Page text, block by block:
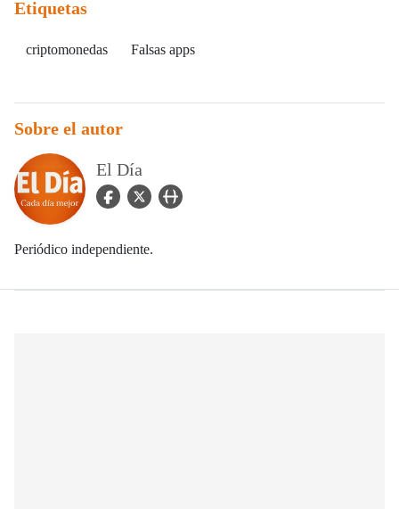
Etiquetas
criptomonedas Falsas apps
Sobre el autor
El Día
facebook Icon
twitter Iconuser_url Icon
Periódico independiente.